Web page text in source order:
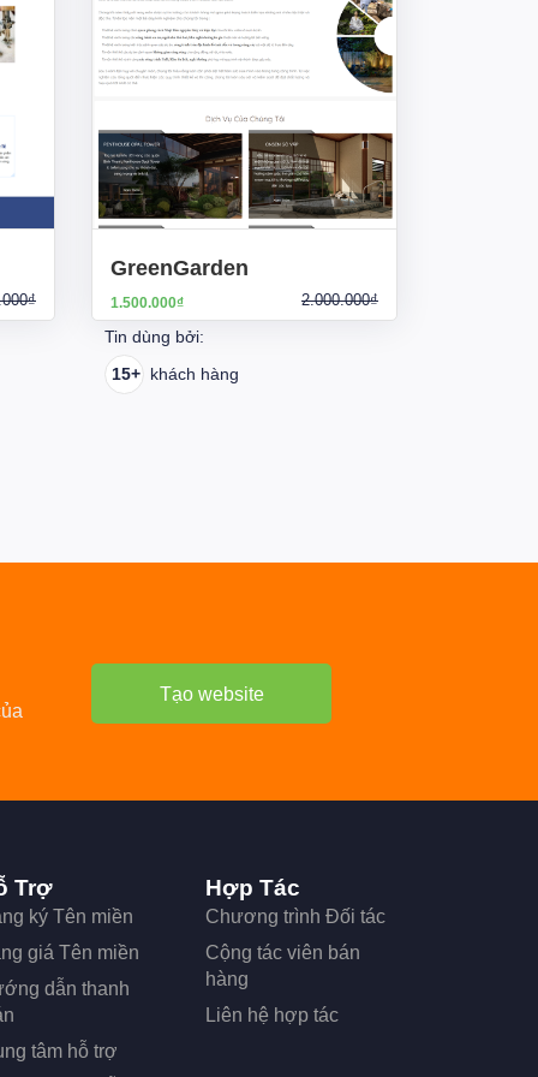
GreenGarden
1.500.000₫ 2.000.000₫
Tin dùng bởi:
15+ khách hàng
Tạo website
Trợ
ký Tên miền
giá Tên miền
dẫn thanh
tâm hỗ trợ
Hợp Tác
Chương trình Đối tác
Cộng tác viên bán
hàng
Liên hệ hợp tác